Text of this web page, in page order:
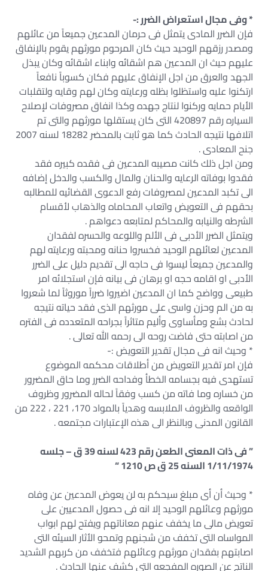
* وفى مجال استعراض الضرر :-
فإن الضرر المادى يتمثل فى حرمان المدعين جميعاً من عائلهم
ومصدر رزقهم الوحيد حيث كان المرحوم مورثهم يقوم بالإنفاق
عليهم حيث ان المدعين هم اشقائه وابناء اشقائه وكان يبذل
الجهد والعرق من اجل الإنفاق عليهم فكان كسوباً نافعاً
ارتكنوا عليه واستظلوا بظله ورعايته وكان لهم وقايه ولتقلبات
الأيام حمايه وركنوا لنتاج جهده وكذا انفاق مصروفات لإصلاح
السياره رقم 420897 التى كان يستقلها مورثهم والتى تم
اتلافها نتيجه الحادث كما هو ثابت بالمحضر 18282 لسنه 2007
جنح المعادى .
ومن اجل ذلك كانت مصيبه المدعين فى فقده كبيره فقد
فقدوا بوفاته الرعايه والحنان والمال والكسب والدخل إضافه
الى تكبد المدعين لمصروفات رفع الدعوى القضائيه للمطالبه
بحقهم فى التعويض واتعاب المحاماه والذهاب لأقسام
الشرطه والنيابه والمحاكم لمتابعه دعواهم .
ويتمثل الضرر الأدبى فى الألم واللوعه والحسره لفقدان
المدعين لعائلهم الوحيد فخسروا حنانه ومحبته ورعايته لهم
والمدعين جميعاً ليسوا فى حاجه الى تقديم دليل على الضرر
الأدبى او اقامه حجه او برهان فى بيانه فإن استجلائه امر
طبيعى وواضح كما ان المدعين اضيروا ضرراً موروثاً لما شعروا
به من الم وحزن واسى على مورثهم الذى فقد حياته نتيجه
لحادث بشع ومأساوى وأليم متاثراً بجراحه المتعدده فى الفتره
من اصابته حتى فاضت روحه الى رحمه الله تعالى .
* وحيث انه فى مجال تقدير التعويض :-
فإن امر تقدير التعويض من أطلاقات محكمه الموضوع
تستهدى فيه بجسامه الخطأ وفداحه الضرر وما حاق المضرور
من خساره وما فاته من كسب وفقاً لحاله المضرور وظروف
الواقعه والظروف الملابسه وهدياً بالمواد 170، 221 ، 222 من
القانون المدنى وبالنظر الى هذه الإعتبارات مجتمعه .
” فى ذات المعنى الطعن رقم 423 لسنه 39 ق – جلسه
1/11/1974 السنه 25 ق ص 1210 “
* وحيث أن أى مبلغ سيحكم به لن يعوض المدعين عن وفاه
مورثهم وعائلهم الوحيد إلا انه فى حصول المدعيين على
تعويض مالى ما يخفف عنهم معاناتهم ويفتح لهم ابواب
المواساه التى تخفف من شجنهم وتمحو الأثار السيئه التى
اصابتهم بفقدان مورثهم وعائلهم فتخفف من كربهم الشديد
الناتج عن الصوره المفجعه التى كشف عنها الحادث .